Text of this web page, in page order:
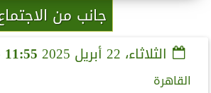
جانب من
الثلاثاء، 22 أبريل 2025 11:55 مـ
القاهرة